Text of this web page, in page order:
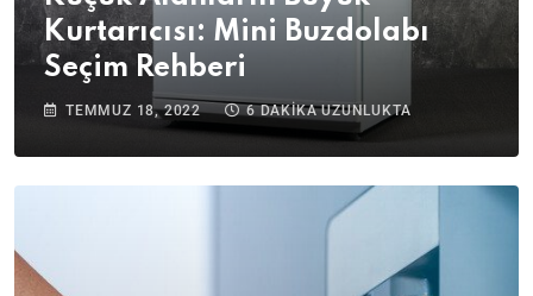
Kurtarıcısı: Mini Buzdolabı
Seçim Rehberi
TEMMUZ 18, 2022 6 DAKIKA UZUNLUKTA